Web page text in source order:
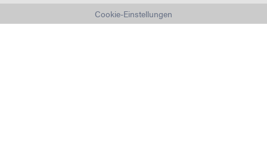
Cookie-Einstellungen